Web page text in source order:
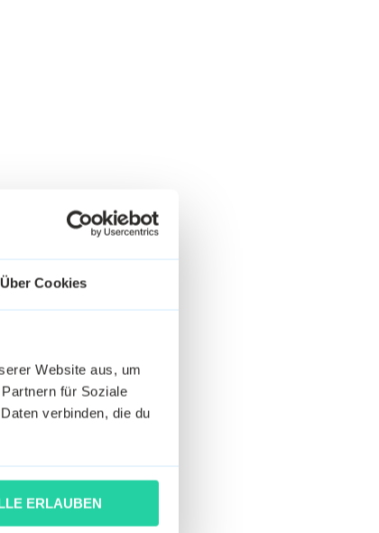
Über Cookies
Website aus, um
für Soziale
verbinden, die du
ERLAUBEN